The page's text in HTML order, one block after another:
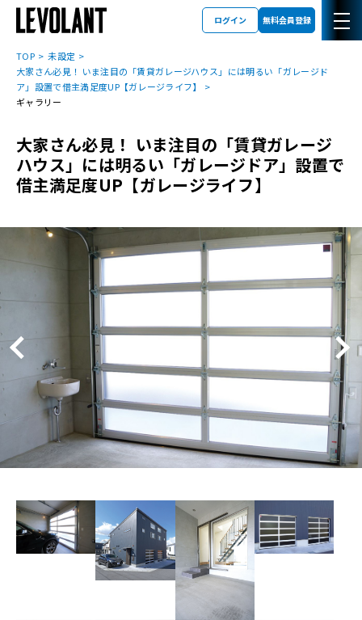
ログイン 無料会員登録
TOP
未設定
大家さん必見！ いま注目の「賃貸ガレージハウス」には明るい「ガレージド
ア」設置で借主満足度UP【ガレージライフ】
ギャラリー
大家さん必見！ いま注目の「賃貸ガレージ
ハウス」には明るい「ガレージドア」設置で
借主満足度UP【ガレージライフ】